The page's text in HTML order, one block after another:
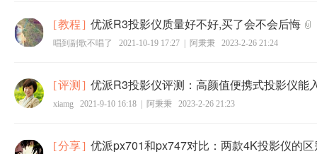
[教程] 优派R3投影仪质量好不好,买了会不会后悔
唱到副歌不唱了 2021-10-19 17:27 阿秉秉 2023-2-26 21:24
[评测 ] 优派R3投影仪评测：高颜值便携式投影仪能
xiamg 2021-9-10 16:18 阿秉秉 2023-2-26 21:23
[分享] 优派px701和px747对比：两款4K投影仪的